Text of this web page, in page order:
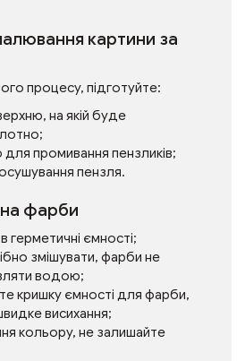
картини за
процесу, підготуйте:
на якій буде
для промивання пензликів;
пензля.
на фарби
герметичні ємності;
змішувати, фарби не
водою;
кришку ємності для фарби,
висихання;
кольору, не залишайте